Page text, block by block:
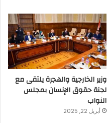
وزير الخارجية والهجرة يلتقى مع
لجنة حقوق الإنسان بمجلس
النواب
أبريل 22, 2025